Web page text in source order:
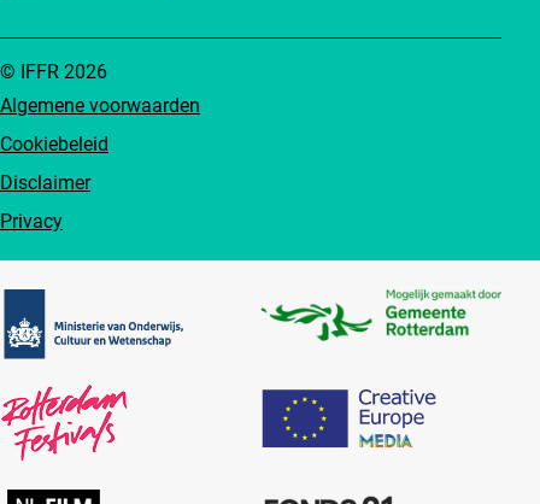
Algemene voorwaarden
Cookiebeleid
Disclaimer
Privacy
© IFFR 2026